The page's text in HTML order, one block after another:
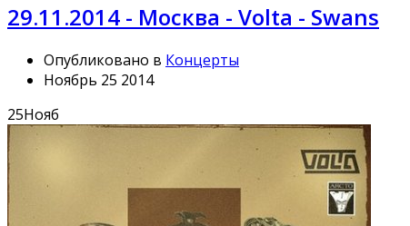
29.11.2014 - Москва - Volta - Swans
Опубликовано в Концерты
Ноябрь 25 2014
25Нояб